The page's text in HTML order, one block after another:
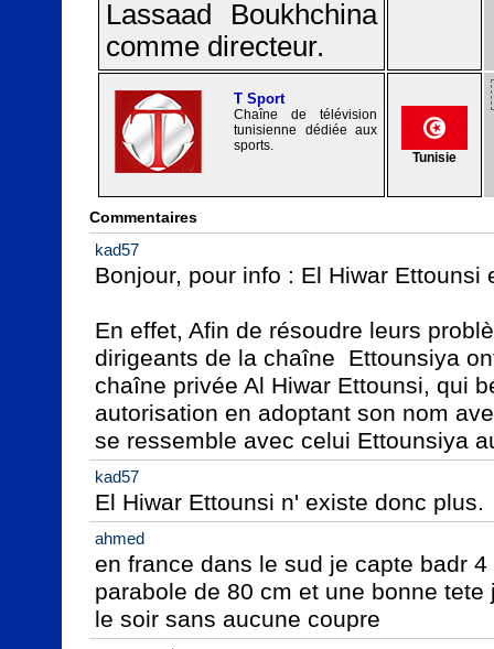
Lassaad Boukhchina
comme directeur.
T Sport
Chaîne de télévision
tunisienne dédiée aux
sports.
Tunisie
Commentaires
kad57
Bonjour, pour info : El Hiwar Ettounsi
En effet, Afin de résoudre leurs
dirigeants de la chaîne  Ettounsiya
chaîne privée Al Hiwar Ettounsi, qui
autorisation en adoptant son nom
se ressemble avec celui Ettounsiya
kad57
El Hiwar Ettounsi n' existe donc plus.
ahmed
en france dans le sud je capte badr
parabole de 80 cm et une bonne
le soir sans aucune coupre